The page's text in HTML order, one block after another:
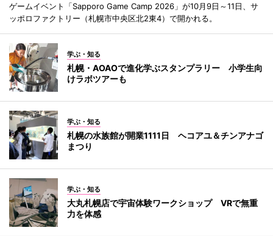
ゲームイベント「Sapporo Game Camp 2026」が10月9日～11日、サ
ッポロファクトリー（札幌市中央区北2東4）で開かれる。
学ぶ・知る
札幌・AOAOで進化学ぶスタンプラリー 小学生向
けラボツアーも
学ぶ・知る
札幌の水族館が開業1111日 ヘコアユ＆チンアナゴ
まつり
学ぶ・知る
大丸札幌店で宇宙体験ワークショップ VRで無重
力を体感